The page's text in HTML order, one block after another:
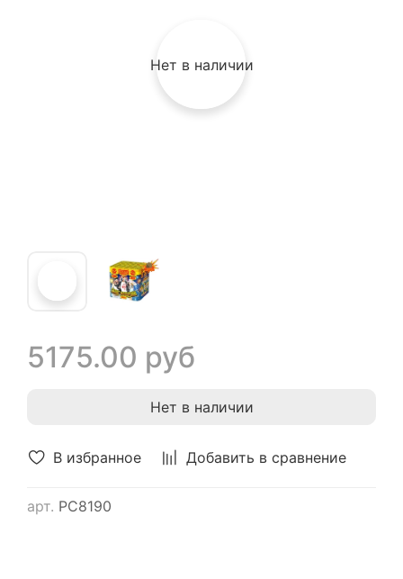
В избранное Добавить в сравнение
арт. РС8190
Нет в наличии
5175.00 руб
Нет в наличии